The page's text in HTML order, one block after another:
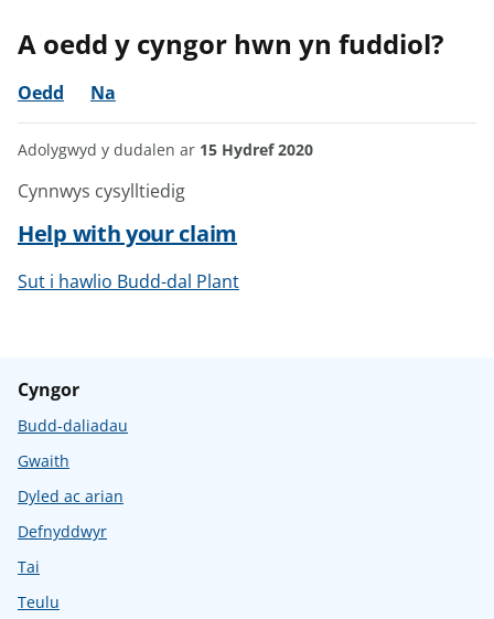
A oedd y cyngor hwn yn fuddiol?
Oedd Na
Adolygwyd y dudalen ar 15 Hydref 2020
Cynnwys cysylltiedig
Help with your claim
Sut i hawlio Budd-dal Plant
Cyngor
Budd-daliadau
Gwaith
Dyled ac arian
Defnyddwyr
Tai
Teulu